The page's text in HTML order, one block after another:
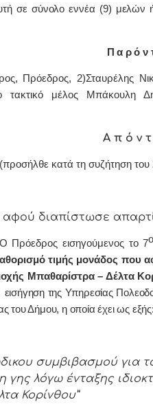
σε σύνολο εννέα (9) μελών
Π α ρ ό ν
Πρόεδρoς, 2)Σταυρέλης
τακτικό μέλος Μπάκουλη
Α π ό ν
κατά τη συζήτηση του
διαπίστωσε
Ο Πρόεδρος εισηγούμενος το 7ο
τιμής μονάδος που
Μπαθαρίστρα – Δέλτα
της Υπηρεσίας
του Δήμου, η οποία έχει ως εξής:
συμβιβασμού για
λόγω ένταξης
Κορίνθου”